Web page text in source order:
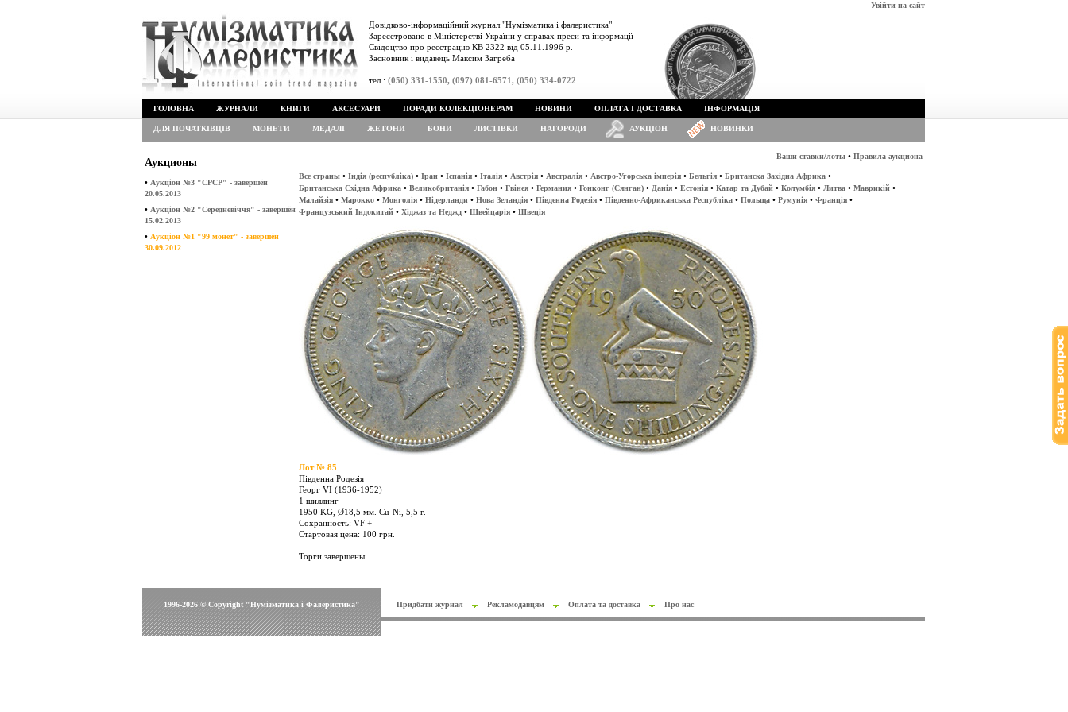
Увійти на сайт
Довідково-інформаційний журнал "Нумізматика і фалеристика"
Зареєстровано в Міністерстві України у справах преси та інформації
Свідоцтво про реєстрацію КВ 2322 від 05.11.1996 р.
Засновник і видавець Максим Загреба
тел.: (050) 331-1550, (097) 081-6571, (050) 334-0722
ГОЛОВНА ЖУРНАЛИ КНИГИ АКСЕСУАРИ ПОРАДИ КОЛЕКЦІОНЕРАМ НОВИНИ ОПЛАТА І ДОСТАВКА ІНФОРМАЦІЯ
ДЛЯ ПОЧАТКІВЦІВ МОНЕТИ МЕДАЛІ ЖЕТОНИ БОНИ ЛИСТІВКИ НАГОРОДИ АУКЦІОН НОВИНКИ
Аукционы
• Аукціон №3 "СРСР" - завершён
20.05.2013
• Аукціон №2 "Середневіччя" - завершён
15.02.2013
• Аукціон №1 "99 монет" - завершён
30.09.2012
Ваши ставки/лоты • Правила аукциона
Все страны • Індія (республіка) • Іран • Іспанія • Італія • Австрія • Австралія • Австро-Угорська імперія • Бельгія • Британска Західна Африка •
Британська Східна Африка • Великобританія • Габон • Гвінея • Германия • Гонконг (Сянган) • Данія • Естонія • Катар та Дубай • Колумбія • Литва • Маврикій •
Малайзія • Марокко • Монголія • Нідерланди • Нова Зеландія • Південна Родезія • Південно-Африканська Республіка • Польща • Румунія • Франція •
Французський Індокитай • Хіджаз та Неджд • Швейцарія • Швеція
Лот № 85
Південна Родезія
Георг VI (1936-1952)
1 шиллинг
1950 KG, Ø18,5 мм. Cu-Ni, 5,5 г.
Сохранность: VF +
Стартовая цена: 100 грн.
Торги завершены
1996-2026 © Copyright "Нумізматика і Фалеристика" Придбати журнал Рекламодавцям Оплата та доставка Про нас